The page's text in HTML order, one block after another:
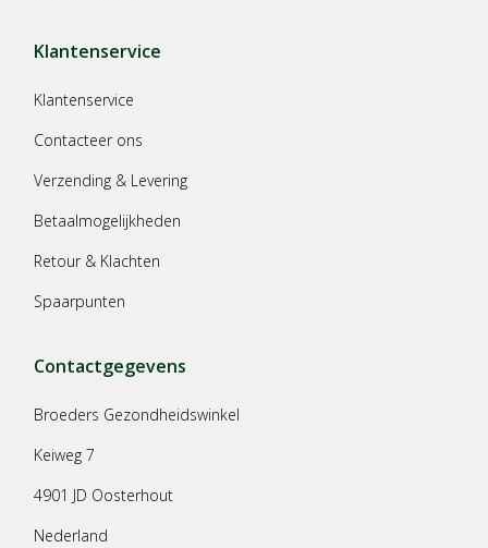
Klantenservice
Klantenservice
Contacteer ons
Verzending & Levering
Betaalmogelijkheden
Retour & Klachten
Spaarpunten
Contactgegevens
Broeders Gezondheidswinkel
Keiweg 7
4901 JD Oosterhout
Nederland